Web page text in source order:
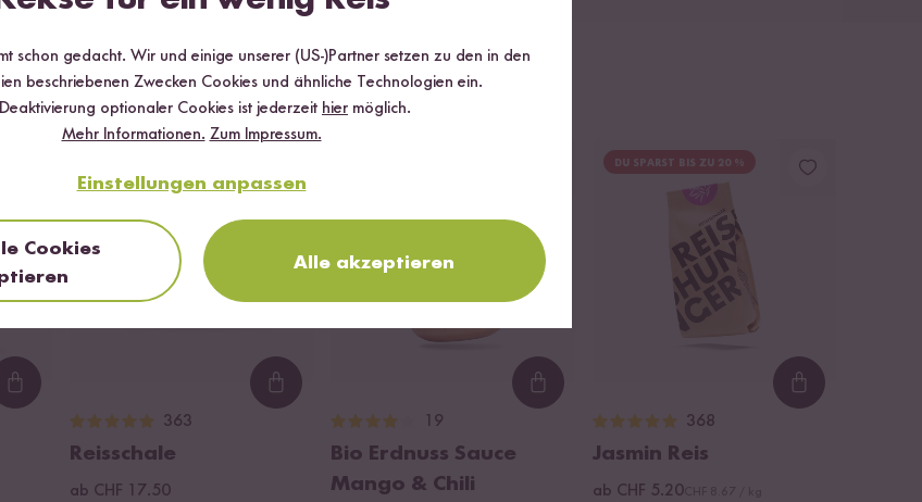
oft zusammen gekauft
Loading... Loading...
363
Reisschale
ab CHF 17.50
Loading...
19
Bio Erdnuss Sauce
Mango & Chili
DU SPARST BIS ZU 20 %
Loading...
368
Jasmin Reis
ab CHF 5.20CHF 8.67 / kg
schon gedacht. Wir und einige unserer (US-)Partner setzen zu den in den
beschriebenen Zwecken Cookies und ähnliche Technologien ein.
optionaler Cookies ist jederzeit hier möglich.
Mehr Informationen. Zum Impressum.
Einstellungen anpassen
Cookies
Alle akzeptieren